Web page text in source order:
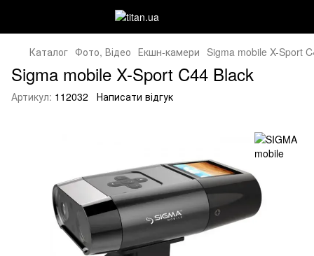
Каталог Фото, Відео Екшн-камери Sigma mobile X-Sport
Sigma mobile X-Sport C44 Black
Артикул: 112032 Написати відгук